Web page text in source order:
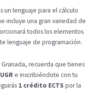
un lenguaje para el cálculo
incluye una gran variedad de
todos los elementos
lenguaje de programación.
recuerda que tienes
UGRe inscribiéndote con tu
1 crédito ECTS por la